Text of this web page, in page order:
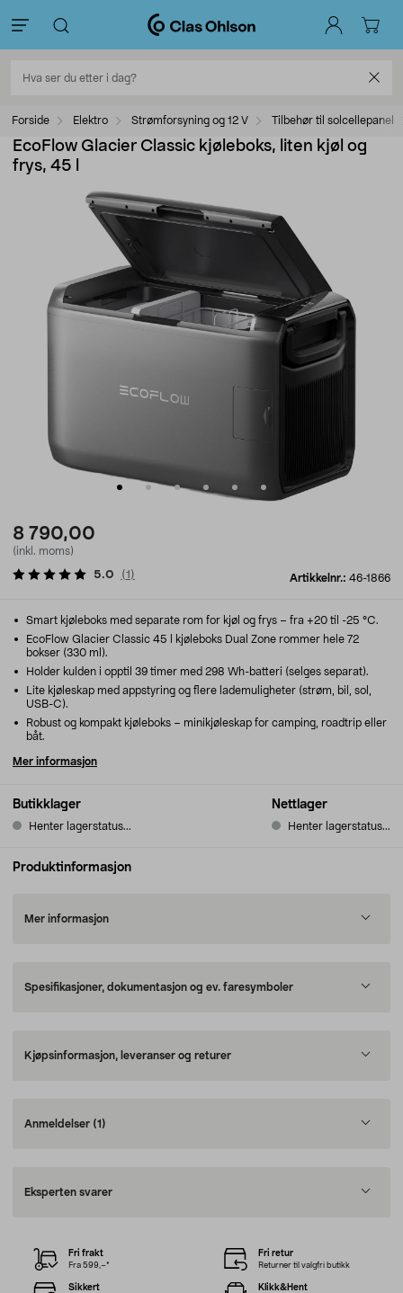
Forside Elektro Strømforsyning og 12 V Tilbehør til solcellepanel
EcoFlow Glacier Classic kjøleboks, liten kjøl og
frys, 45 l
8 790,00
(inkl. moms)
Artikkelnr.: 46-1866
5.0 (1 )
Butikklager
Henter lagerstatus...
Nettlager
Henter lagerstatus...
Smart kjøleboks med separate rom for kjøl og frys – fra +20 til -25 °C.
EcoFlow Glacier Classic 45 l kjøleboks Dual Zone rommer hele 72
bokser (330 ml).
Holder kulden i opptil 39 timer med 298 Wh-batteri (selges separat).
Lite kjøleskap med appstyring og flere lademuligheter (strøm, bil, sol,
USB-C).
Robust og kompakt kjøleboks – minikjøleskap for camping, roadtrip eller
båt.
Mer informasjon
Produktinformasjon
Mer informasjon
Spesifikasjoner, dokumentasjon og ev. faresymboler
Kjøpsinformasjon, leveranser og returer
Anmeldelser (1)
Eksperten svarer
Fri frakt
Fra 599,–*
Fri retur
Returner til valgfri butikk
Sikkert Klikk&Hent